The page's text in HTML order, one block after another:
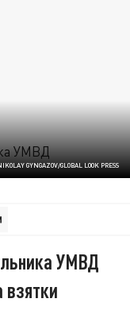
GYNGAZOV/GLOBAL LOOK PRESS
УМВД